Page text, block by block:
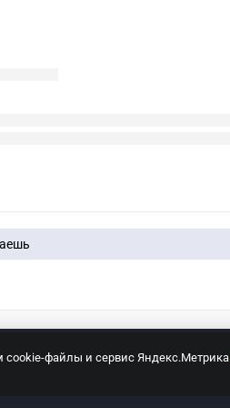
файлы и сервис Яндекс.Метрика